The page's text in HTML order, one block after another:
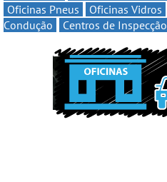
Oficinas Pneus
Oficinas Vidros
Condução
Centros de Inspecção